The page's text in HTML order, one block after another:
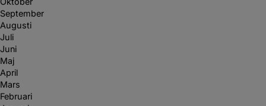
September
Augusti
Juli
Juni
Maj
April
Mars
Februari